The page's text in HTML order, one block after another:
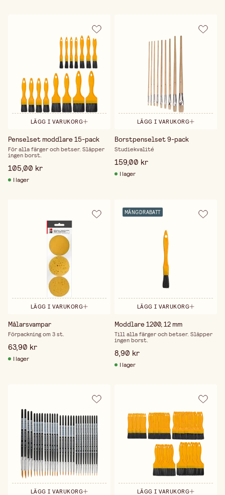
LÄGG I VARUKORG
Penselset moddlare 15-pack
För alla färger och betser. Släpper
ingen borst.
105,00 kr
I lager
LÄGG I VARUKORG
Borstpenselset 9-pack
Studiekvalité
159,00 kr
I lager
LÄGG I VARUKORG
Målarsvampar
Förpackning om 3 st.
63,90 kr
I lager
MÄNGDRABATT
LÄGG I VARUKORG
Moddlare 1200, 12 mm
Till alla färger och betser. Släpper
ingen borst.
8,90 kr
I lager
LÄGG I VARUKORG LÄGG I VARUKORG